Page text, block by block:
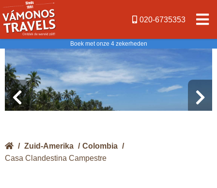
020-6735353
Boek met onze 4 zekerheden
/ Zuid-Amerika / Colombia /
Casa Clandestina Campestre